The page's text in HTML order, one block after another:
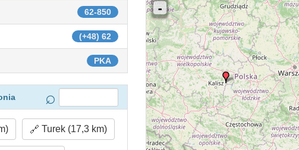
62-850
(+48) 62
PKA
Turek (17,3 km)